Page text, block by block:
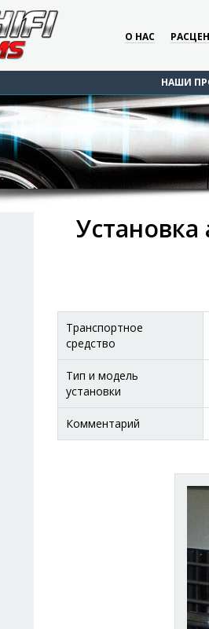
О НАС
НАШИ
Транспортное
средство
Тип и модель
установки
Комментарий